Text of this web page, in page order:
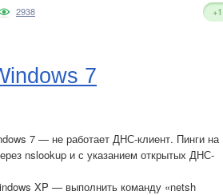
+1
2938
7
7 — не работает ДНС-клиент. Пинги на
nslookup и с указанием открытых ДНС-
XP — выполнить команду «netsh